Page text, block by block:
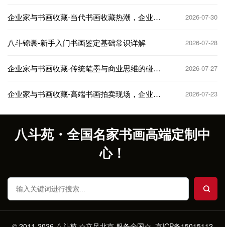
企业家与书画收藏-当代书画收藏热潮，企业家
2026-07-30
八斗锦囊-新手入门书画鉴定基础常识详解 2026-07-28
企业家与书画收藏-传统笔墨与商业思维的碰
2026-07-27
企业家与书画收藏-高端书画拍卖现场，企业家
2026-07-23
八斗苑・全国名家书画高端定制中
心！